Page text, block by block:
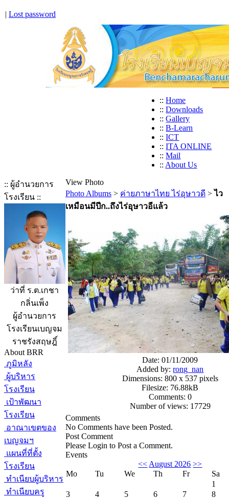
| Lost password
:: Home
:: Downloads
:: Gallery
:: B-Learn
:: ICT
:: ITA ONLINE
:: Mail
:: About Us
:: ผู้อำนวยการ
โรงเรียน ::
ว่าที่ ร.ต.เกชา
กลิ่นเพ็ง
ผู้อำนวยการ
โรงเรียนเบญจม
ราชรังสฤษฎิ์
About BRR
ภูมิหลัง
ผู้บริหาร
โรงเรียน
เป้าพัฒนา
โรงเรียน
อาณาเขตของ
เบญจมฯ
แผนที่ที่ตั้ง
โรงเรียน
ทำเนียบผู้บริหาร
ทำเนียบครู
View Photo
Photo Albums > ค่ายภาษาไทย ไร่อุษาวดี >ไว
เหมือนมีปีก..ถึงไร่อุษาวอีแล้ว
Date: 01/11/2009
Added by:rong_nan
Dimensions: 800 x 537 pixels
Filesize: 76.88kB
Comments: 0
Number of views: 17729
Comments
No Comments have been Posted.
Post Comment
Please Login to Post a Comment.
Events
<< August 2026 >>
Mo
Tu We Th Fr
Sa
1
3
4 5 6 7
8